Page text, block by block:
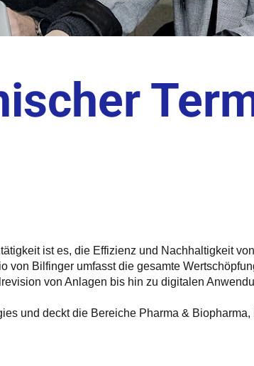
ist es, die Effizienz und Nachhaltigkeit
von Bilfinger umfasst die gesamte
von Anlagen bis hin zu digitalen
und deckt die Bereiche Pharma &